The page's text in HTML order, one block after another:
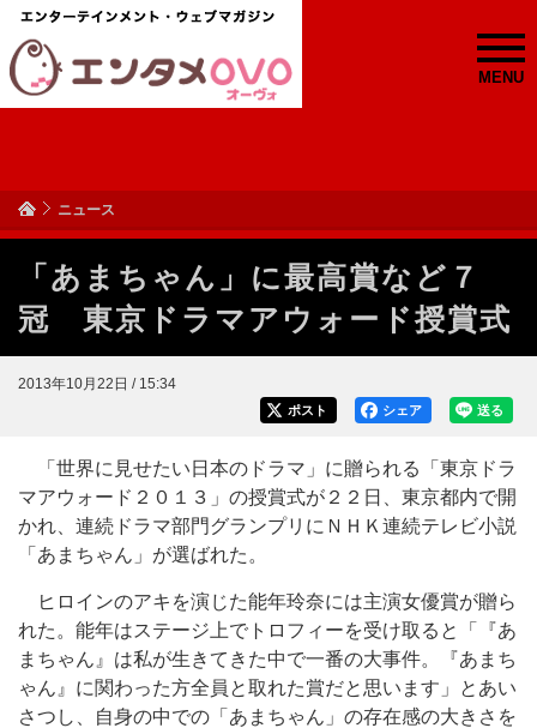
MENU
ニュース
「あまちゃん」に最高賞など７
冠 東京ドラマアウォード授賞式
2013年10月22日 / 15:34
送る
シェア
ポスト
「世界に見せたい日本のドラマ」に贈られる「東京ドラ
マアウォード２０１３」の授賞式が２２日、東京都内で開
かれ、連続ドラマ部門グランプリにＮＨＫ連続テレビ小説
「あまちゃん」が選ばれた。
ヒロインのアキを演じた能年玲奈には主演女優賞が贈ら
れた。能年はステージ上でトロフィーを受け取ると「『あ
まちゃん』は私が生きてきた中で一番の大事件。『あまち
ゃん』に関わった方全員と取れた賞だと思います」とあい
さつし、自身の中での「あまちゃん」の存在感の大きさを